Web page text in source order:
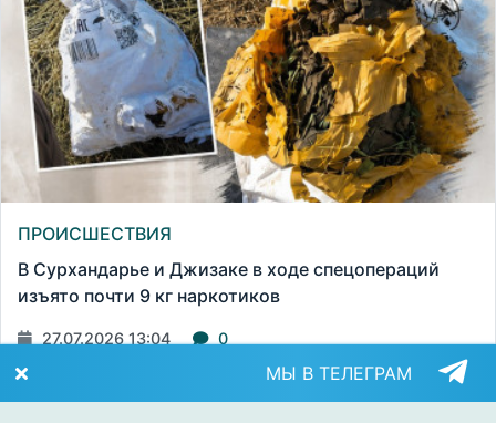
ПРОИСШЕСТВИЯ
В Сурхандарье и Джизаке в ходе спецопераций
изъято почти 9 кг наркотиков
27.07.2026 13:04 0
МЫ В ТЕЛЕГРАМ